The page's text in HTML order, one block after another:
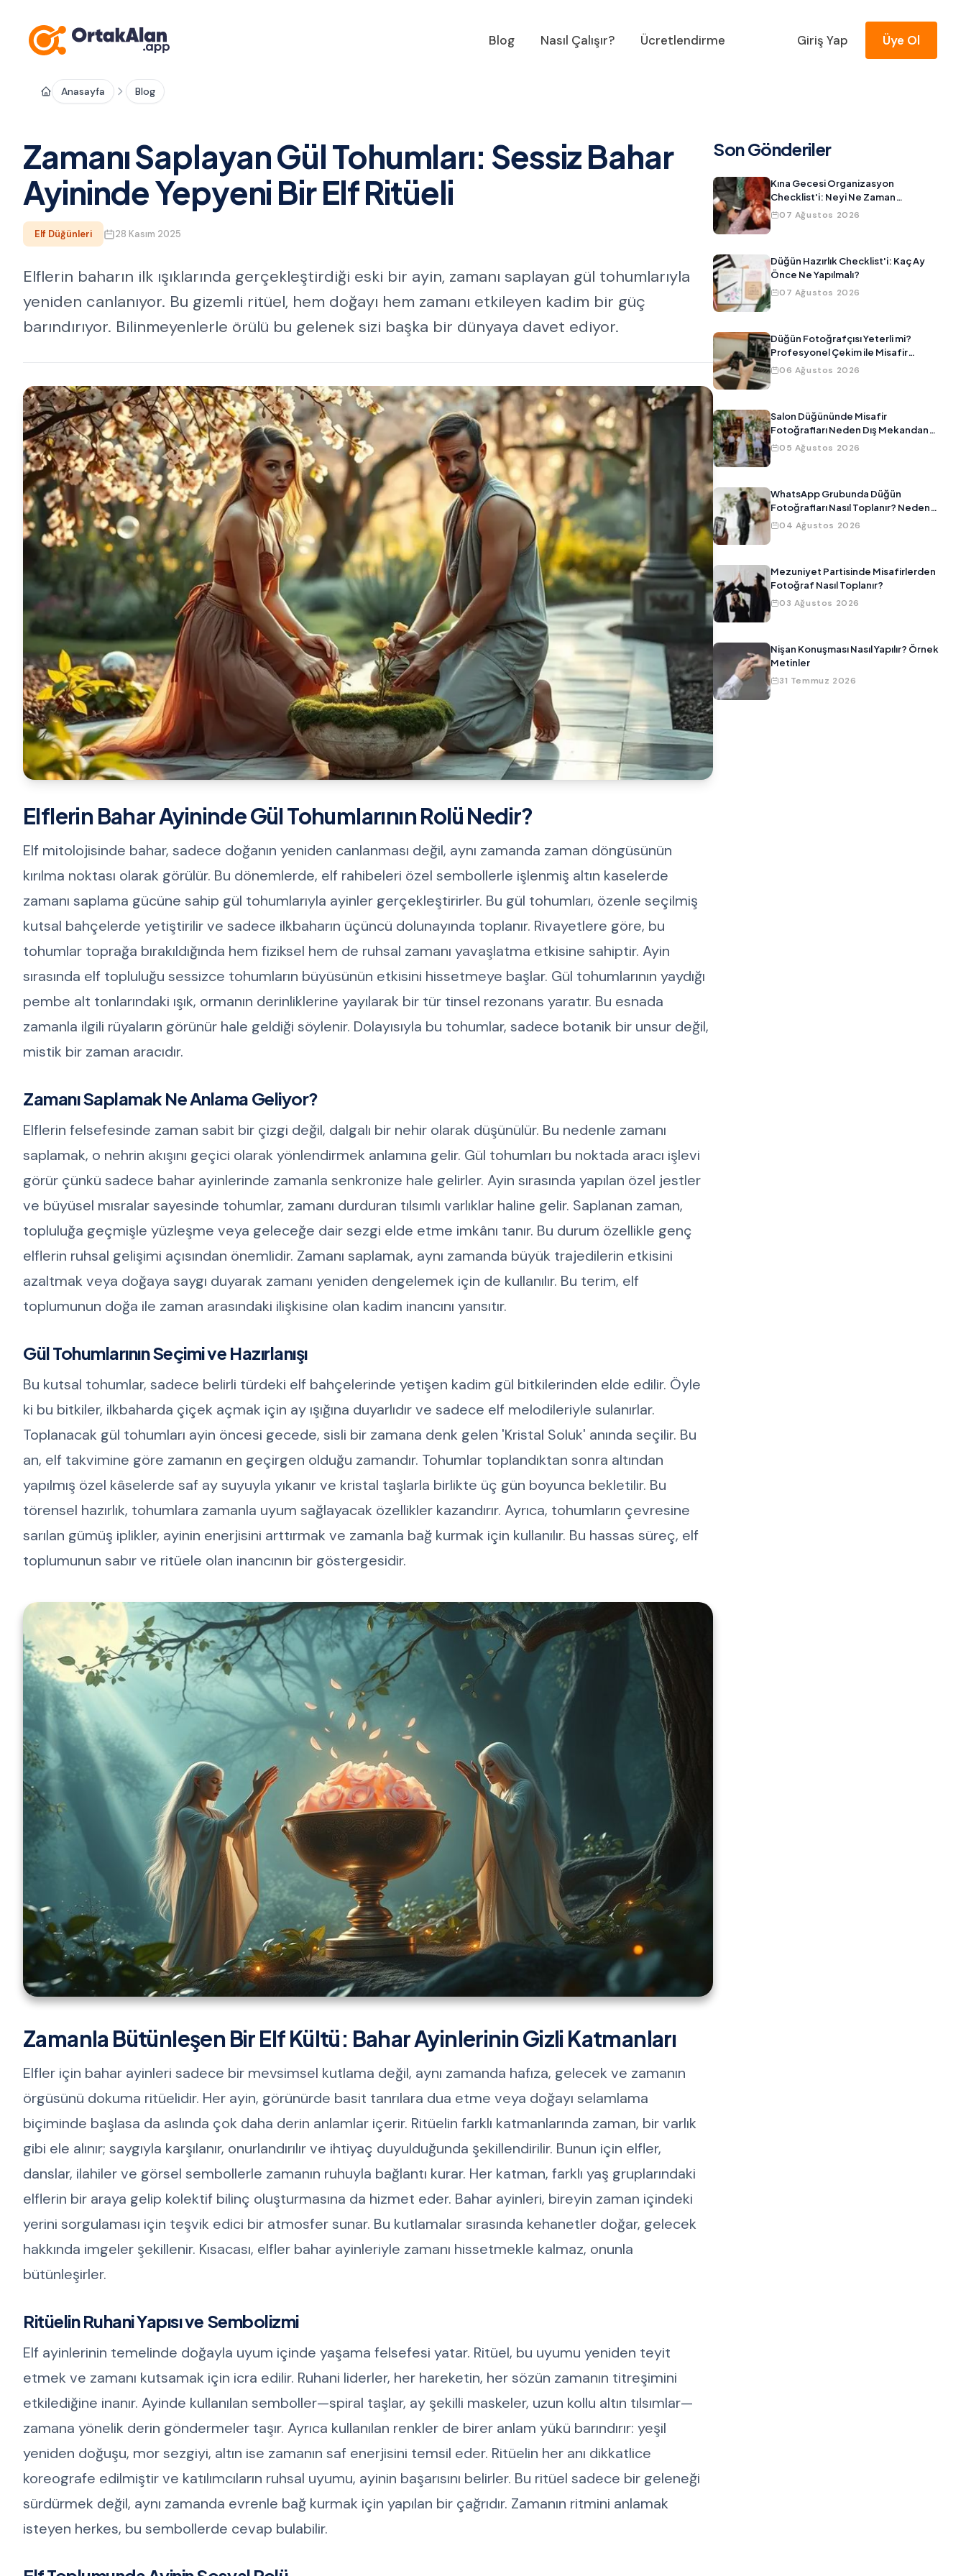
Blog Nasıl Çalışır? Ücretlendirme Giriş Yap Üye Ol
Anasayfa Blog
Zamanı Saplayan Gül Tohumları: Sessiz Bahar
Ayininde Yepyeni Bir Elf Ritüeli
Elf Düğünleri 28 Kasım 2025
Elflerin baharın ilk ışıklarında gerçekleştirdiği eski bir ayin, zamanı saplayan gül tohumlarıyla
yeniden canlanıyor. Bu gizemli ritüel, hem doğayı hem zamanı etkileyen kadim bir güç
barındırıyor. Bilinmeyenlerle örülü bu gelenek sizi başka bir dünyaya davet ediyor.
Elflerin Bahar Ayininde Gül Tohumlarının Rolü Nedir?
Elf mitolojisinde bahar, sadece doğanın yeniden canlanması değil, aynı zamanda zaman döngüsünün
kırılma noktası olarak görülür. Bu dönemlerde, elf rahibeleri özel sembollerle işlenmiş altın kaselerde
zamanı saplama gücüne sahip gül tohumlarıyla ayinler gerçekleştirirler. Bu gül tohumları, özenle seçilmiş
kutsal bahçelerde yetiştirilir ve sadece ilkbaharın üçüncü dolunayında toplanır. Rivayetlere göre, bu
tohumlar toprağa bırakıldığında hem fiziksel hem de ruhsal zamanı yavaşlatma etkisine sahiptir. Ayin
sırasında elf topluluğu sessizce tohumların büyüsünün etkisini hissetmeye başlar. Gül tohumlarının yaydığı
pembe alt tonlarındaki ışık, ormanın derinliklerine yayılarak bir tür tinsel rezonans yaratır. Bu esnada
zamanla ilgili rüyaların görünür hale geldiği söylenir. Dolayısıyla bu tohumlar, sadece botanik bir unsur değil,
mistik bir zaman aracıdır.
Zamanı Saplamak Ne Anlama Geliyor?
Elflerin felsefesinde zaman sabit bir çizgi değil, dalgalı bir nehir olarak düşünülür. Bu nedenle zamanı
saplamak, o nehrin akışını geçici olarak yönlendirmek anlamına gelir. Gül tohumları bu noktada aracı işlevi
görür çünkü sadece bahar ayinlerinde zamanla senkronize hale gelirler. Ayin sırasında yapılan özel jestler
ve büyüsel mısralar sayesinde tohumlar, zamanı durduran tılsımlı varlıklar haline gelir. Saplanan zaman,
topluluğa geçmişle yüzleşme veya geleceğe dair sezgi elde etme imkânı tanır. Bu durum özellikle genç
elflerin ruhsal gelişimi açısından önemlidir. Zamanı saplamak, aynı zamanda büyük trajedilerin etkisini
azaltmak veya doğaya saygı duyarak zamanı yeniden dengelemek için de kullanılır. Bu terim, elf
toplumunun doğa ile zaman arasındaki ilişkisine olan kadim inancını yansıtır.
Gül Tohumlarının Seçimi ve Hazırlanışı
Bu kutsal tohumlar, sadece belirli türdeki elf bahçelerinde yetişen kadim gül bitkilerinden elde edilir. Öyle
ki bu bitkiler, ilkbaharda çiçek açmak için ay ışığına duyarlıdır ve sadece elf melodileriyle sulanırlar.
Toplanacak gül tohumları ayin öncesi gecede, sisli bir zamana denk gelen 'Kristal Soluk' anında seçilir. Bu
an, elf takvimine göre zamanın en geçirgen olduğu zamandır. Tohumlar toplandıktan sonra altından
yapılmış özel kâselerde saf ay suyuyla yıkanır ve kristal taşlarla birlikte üç gün boyunca bekletilir. Bu
törensel hazırlık, tohumlara zamanla uyum sağlayacak özellikler kazandırır. Ayrıca, tohumların çevresine
sarılan gümüş iplikler, ayinin enerjisini arttırmak ve zamanla bağ kurmak için kullanılır. Bu hassas süreç, elf
toplumunun sabır ve ritüele olan inancının bir göstergesidir.
Zamanla Bütünleşen Bir Elf Kültü: Bahar Ayinlerinin Gizli Katmanları
Elfler için bahar ayinleri sadece bir mevsimsel kutlama değil, aynı zamanda hafıza, gelecek ve zamanın
örgüsünü dokuma ritüelidir. Her ayin, görünürde basit tanrılara dua etme veya doğayı selamlama
biçiminde başlasa da aslında çok daha derin anlamlar içerir. Ritüelin farklı katmanlarında zaman, bir varlık
gibi ele alınır; saygıyla karşılanır, onurlandırılır ve ihtiyaç duyulduğunda şekillendirilir. Bunun için elfler,
danslar, ilahiler ve görsel sembollerle zamanın ruhuyla bağlantı kurar. Her katman, farklı yaş gruplarındaki
elflerin bir araya gelip kolektif bilinç oluşturmasına da hizmet eder. Bahar ayinleri, bireyin zaman içindeki
yerini sorgulaması için teşvik edici bir atmosfer sunar. Bu kutlamalar sırasında kehanetler doğar, gelecek
hakkında imgeler şekillenir. Kısacası, elfler bahar ayinleriyle zamanı hissetmekle kalmaz, onunla
bütünleşirler.
Ritüelin Ruhani Yapısı ve Sembolizmi
Elf ayinlerinin temelinde doğayla uyum içinde yaşama felsefesi yatar. Ritüel, bu uyumu yeniden teyit
etmek ve zamanı kutsamak için icra edilir. Ruhani liderler, her hareketin, her sözün zamanın titreşimini
etkilediğine inanır. Ayinde kullanılan semboller—spiral taşlar, ay şekilli maskeler, uzun kollu altın tılsımlar—
zamana yönelik derin göndermeler taşır. Ayrıca kullanılan renkler de birer anlam yükü barındırır: yeşil
yeniden doğuşu, mor sezgiyi, altın ise zamanın saf enerjisini temsil eder. Ritüelin her anı dikkatlice
koreografe edilmiştir ve katılımcıların ruhsal uyumu, ayinin başarısını belirler. Bu ritüel sadece bir geleneği
sürdürmek değil, aynı zamanda evrenle bağ kurmak için yapılan bir çağrıdır. Zamanın ritmini anlamak
isteyen herkes, bu sembollerde cevap bulabilir.
Son Gönderiler
Kına Gecesi Organizasyon
Checklist'i: Neyi Ne Zaman
Hazırlamalısınız?
07 Ağustos 2026
Düğün Hazırlık Checklist'i: Kaç Ay
Önce Ne Yapılmalı?
07 Ağustos 2026
Düğün Fotoğrafçısı Yeterli mi?
Profesyonel Çekim ile Misafir
Fotoğraflarını Birleştirmenin Yolu
06 Ağustos 2026
Salon Düğününde Misafir
Fotoğrafları Neden Dış Mekandan
Daha Kötü Çıkar?
05 Ağustos 2026
WhatsApp Grubunda Düğün
Fotoğrafları Nasıl Toplanır? Neden
Çalışmıyor?
04 Ağustos 2026
Mezuniyet Partisinde Misafirlerden
Fotoğraf Nasıl Toplanır?
03 Ağustos 2026
Nişan Konuşması Nasıl Yapılır? Örnek
Metinler
31 Temmuz 2026